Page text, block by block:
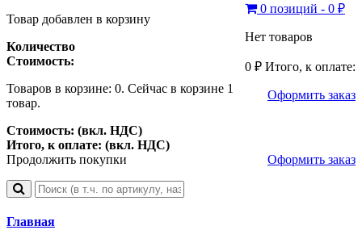
0 позиций - 0 ₽
Нет товаров
0 ₽ Итого, к оплате:
Оформить заказ
Товар добавлен в корзину
Количество
Стоимость:
Товаров в корзине: 0. Сейчас в корзине 1
товар.
Стоимость: (вкл. НДС)
Итого, к оплате: (вкл. НДС)
Продолжить покупки
Оформить заказ
Главная